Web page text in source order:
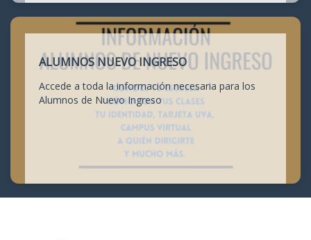
ALUMNOS NUEVO INGRESO
Accede a toda la información necesaria para los
Alumnos de Nuevo Ingreso